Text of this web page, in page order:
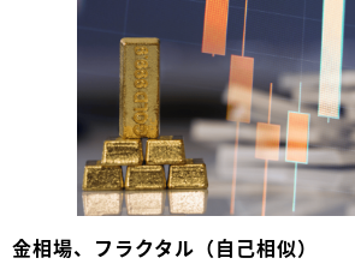
金相場、フラクタル（自己相似）